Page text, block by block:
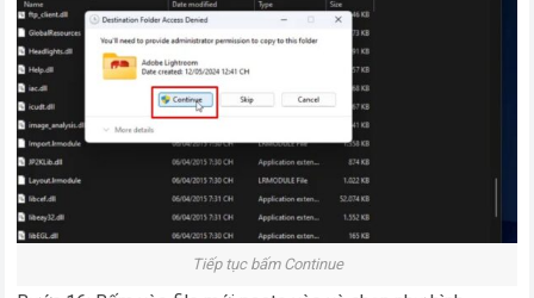
Tiếp tục bấm Continue